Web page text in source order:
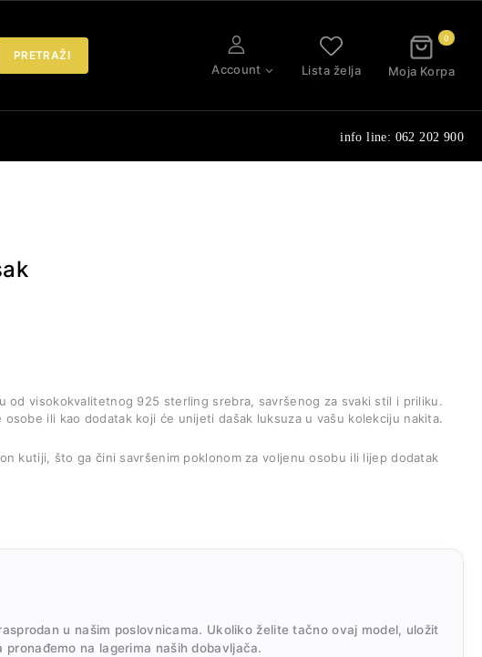
PRETRAŽI
Account Lista želja
0
Moja Korpa
info line: 062 202 900
od visokokvalitetnog 925 sterling srebra, savršenog za svaki stil i priliku.
osobe ili kao dodatak koji će unijeti dašak luksuza u vašu kolekciju nakita.
kutiji, što ga čini savršenim poklonom za voljenu osobu ili lijep dodatak
u našim poslovnicama. Ukoliko želite tačno ovaj model, uložit
na lagerima naših dobavljača.